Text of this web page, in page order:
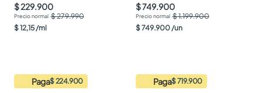
$ 229.900
$ 279.990
$12,15 /ml
Paga$ 224.900
$ 749.900
$ 1.199.900
$749.900 /un
Paga$ 719.900